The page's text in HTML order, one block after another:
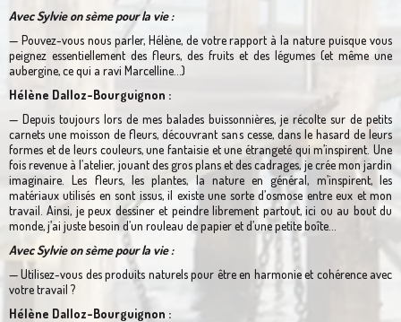
Avec Sylvie on sème pour la vie :
— Pouvez-vous nous parler, Hélène, de votre rapport à la nature puisque vous
peignez essentiellement des fleurs, des fruits et des légumes (et même une
aubergine, ce qui a ravi Marcelline…)
Hélène Dalloz-Bourguignon :
— Depuis toujours lors de mes balades buissonnières, je récolte sur de petits
carnets une moisson de fleurs, découvrant sans cesse, dans le hasard de leurs
formes et de leurs couleurs, une fantaisie et une étrangeté qui m’inspirent. Une
fois revenue à l’atelier, jouant des gros plans et des cadrages, je crée mon jardin
imaginaire. Les fleurs, les plantes, la nature en général, m’inspirent, les
matériaux utilisés en sont issus, il existe une sorte d’osmose entre eux et mon
travail. Ainsi, je peux dessiner et peindre librement partout, ici ou au bout du
monde, j’ai juste besoin d’un rouleau de papier et d’une petite boîte…
Avec Sylvie on sème pour la vie :
— Utilisez-vous des produits naturels pour être en harmonie et cohérence avec
votre travail ?
Hélène Dalloz-Bourguignon :